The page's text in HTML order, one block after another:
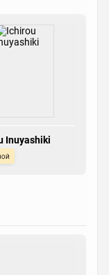
Inuyashiki